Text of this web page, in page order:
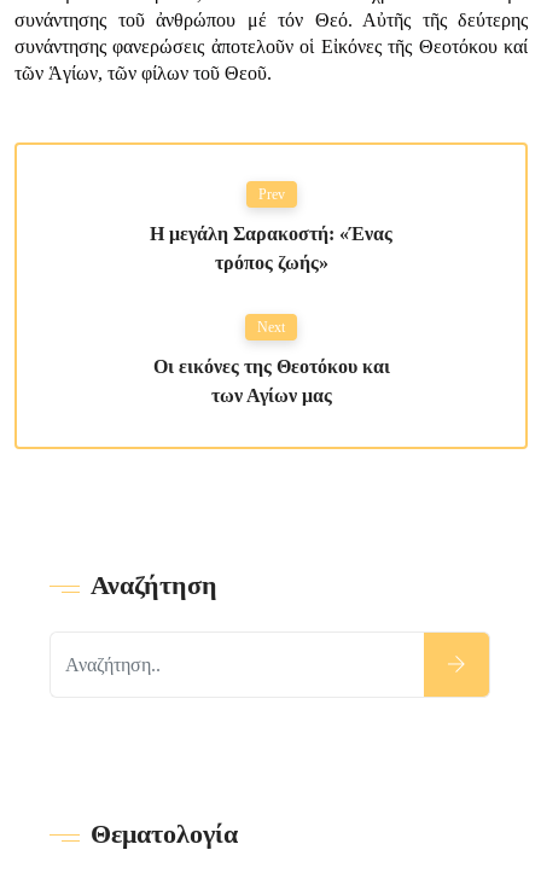
συνάντησης τοῦ ἀνθρώπου μέ τόν Θεό. Αὐτῆς τῆς δεύτερης
συνάντησης φανερώσεις ἀποτελοῦν οἱ Εἰκόνες τῆς Θεοτόκου καί
τῶν Ἁγίων, τῶν φίλων τοῦ Θεοῦ.
Prev
Η μεγάλη Σαρακοστή: «Ένας
τρόπος ζωής»
Next
Οι εικόνες της Θεοτόκου και
των Αγίων μας
Αναζήτηση
Θεματολογία